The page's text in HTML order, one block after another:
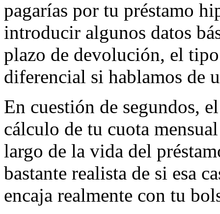
pagarías por tu préstamo
introducir algunos datos
plazo de devolución, el
diferencial si hablamos de
En cuestión de segundos,
cálculo de tu cuota
largo de la vida del
bastante realista de si esa
encaja realmente con tu